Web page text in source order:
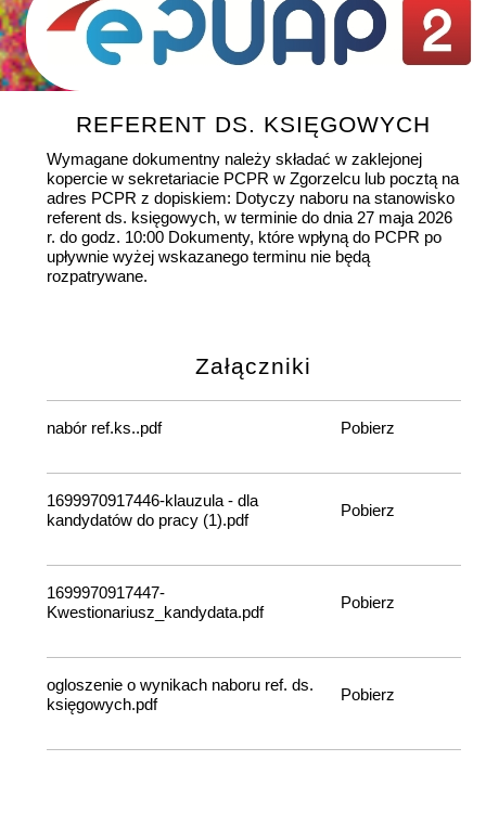
REFERENT DS. KSIĘGOWYCH
Wymagane dokumentny należy składać w zaklejonej
kopercie w sekretariacie PCPR w Zgorzelcu lub pocztą na
adres PCPR z dopiskiem: Dotyczy naboru na stanowisko
referent ds. księgowych, w terminie do dnia 27 maja 2026
r. do godz. 10:00 Dokumenty, które wpłyną do PCPR po
upływnie wyżej wskazanego terminu nie będą
rozpatrywane.
Załączniki
nabór ref.ks..pdf Pobierz
1699970917446-klauzula - dla
kandydatów do pracy (1).pdf
Pobierz
1699970917447-
Kwestionariusz_kandydata.pdf
Pobierz
ogloszenie o wynikach naboru ref. ds.
księgowych.pdf
Pobierz